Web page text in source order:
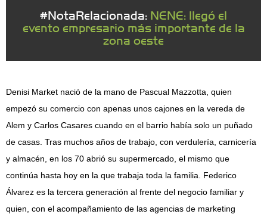
#NotaRelacionada: NENE: llegó el
evento empresario más importante de la
zona oeste
Denisi Market nació de la mano de Pascual Mazzotta, quien
empezó su comercio con apenas unos cajones en la vereda de
Alem y Carlos Casares cuando en el barrio había solo un puñado
de casas. Tras muchos años de trabajo, con verdulería, carnicería
y almacén, en los 70 abrió su supermercado, el mismo que
continúa hasta hoy en la que trabaja toda la familia. Federico
Álvarez es la tercera generación al frente del negocio familiar y
quien, con el acompañamiento de las agencias de marketing